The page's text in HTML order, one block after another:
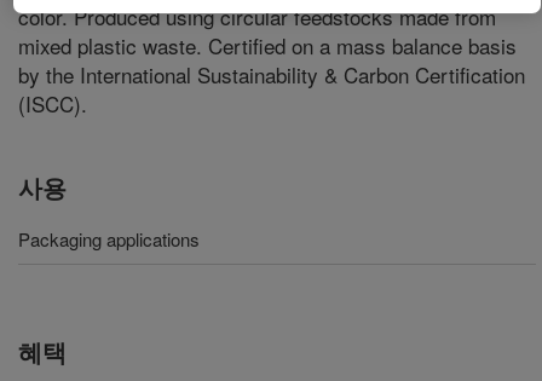
color. Produced using circular feedstocks made from
mixed plastic waste. Certified on a mass balance basis
by the International Sustainability & Carbon Certification
(ISCC).
사용
Packaging applications
혜택